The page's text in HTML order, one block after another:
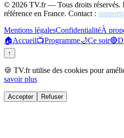
© 2026 TV.fr — Tous droits réservés.
référence en France. Contact :
Mentions légalesConfidentialitéÀ
🏠Accueil📺Programme🌙Ce soir🔴
↑
🍪 TV.fr utilise des cookies pour
savoir plus
Accepter Refuser